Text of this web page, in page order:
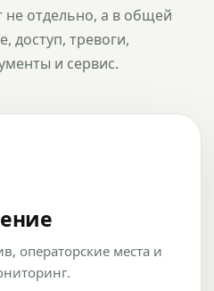
не отдельно, а в общей
доступ, тревоги,
и сервис.
операторские места и